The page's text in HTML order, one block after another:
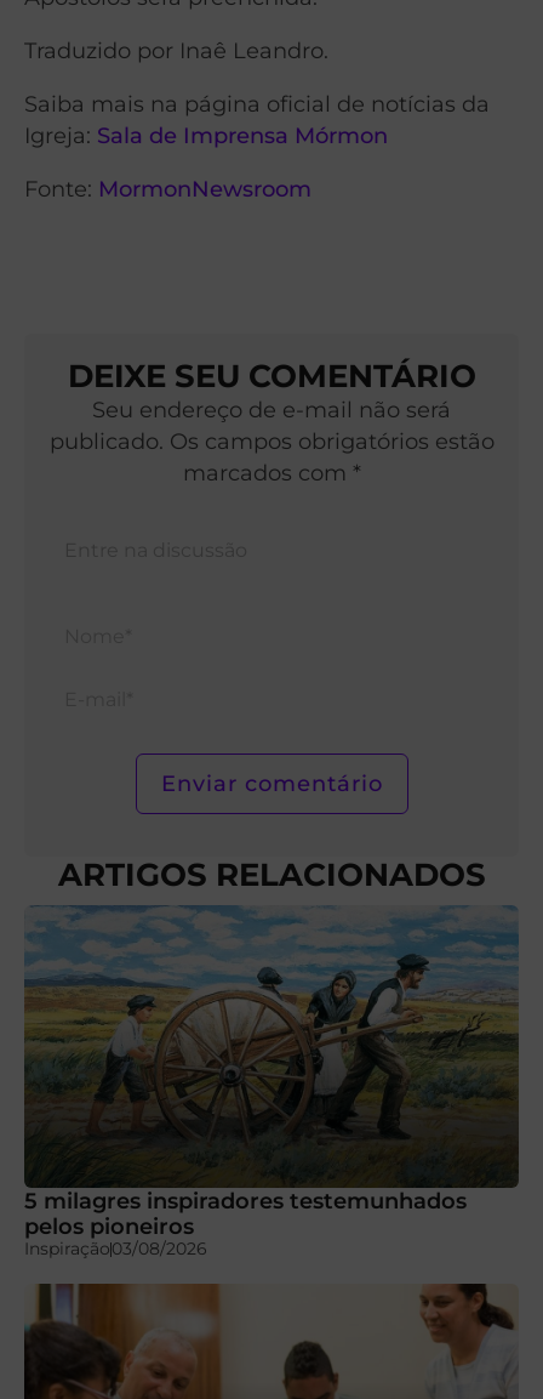
Traduzido por Inaê Leandro.
Saiba mais na página oficial de notícias da
Igreja: Sala de Imprensa Mórmon
Fonte: MormonNewsroom
DEIXE SEU COMENTÁRIO
Seu endereço de e-mail não será
publicado. Os campos obrigatórios estão
marcados com *
ARTIGOS RELACIONADOS
5 milagres inspiradores testemunhados
pelos pioneiros
Inspiração03/08/2026